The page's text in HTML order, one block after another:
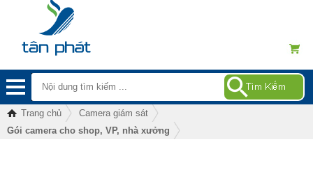
Trang chủ
Camera giám sát
Gói camera cho shop, VP, nhà xưởng